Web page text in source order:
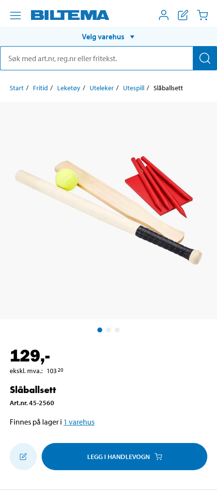
Velg varehus
Start Fritid Leketøy Uteleker Utespill Slåballsett
129,-
ekskl. mva.: 10320
Slåballsett
Art.nr.45-2560
Finnes på lager i 1 varehus
LEGG I HANDLEVOGN